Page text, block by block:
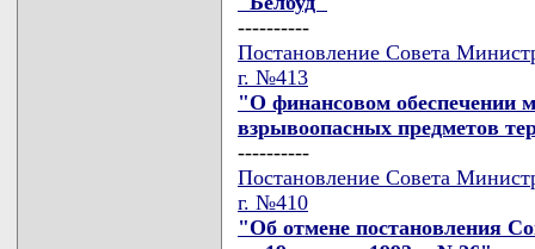
----------
Постановление Совета
г. №413
"О финансовом обеспечении
взрывоопасных предметов
----------
Постановление Совета
г. №410
"Об отмене постановления